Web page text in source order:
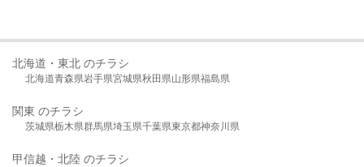
北海道・東北 のチラシ
北海道青森県岩手県宮城県秋田県山形県福島県
関東 のチラシ
茨城県栃木県群馬県埼玉県千葉県東京都神奈川県
甲信越・北陸 のチラシ